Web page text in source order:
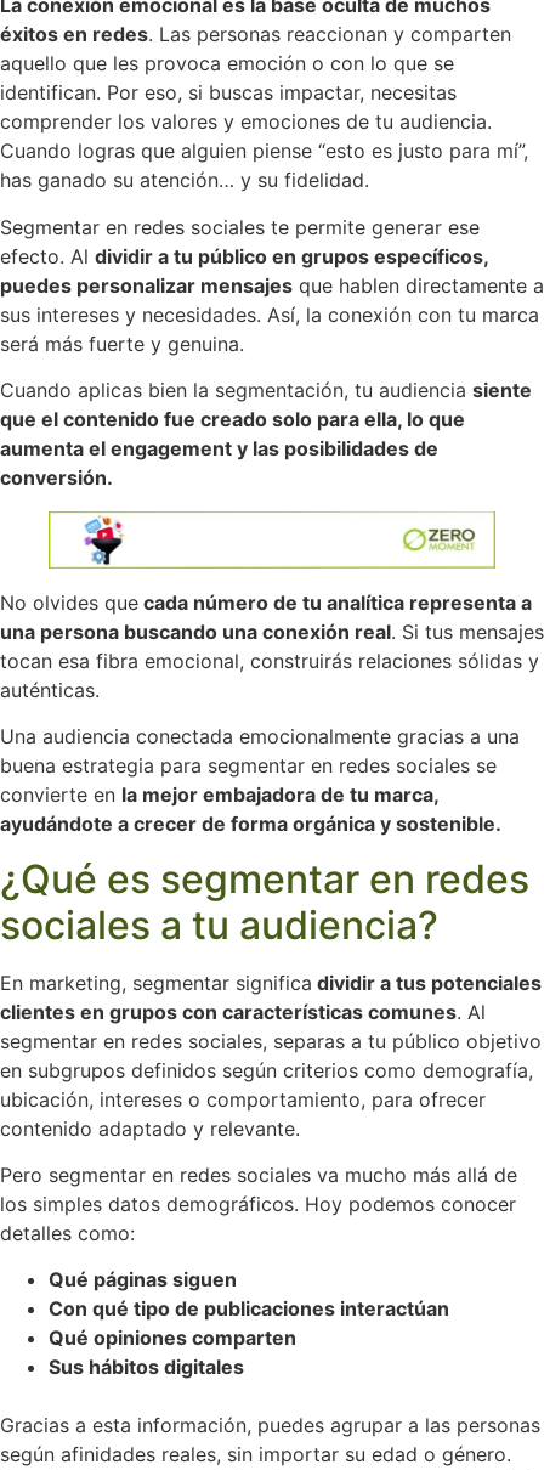
La conexión emocional es la base oculta de muchos
éxitos en redes. Las personas reaccionan y comparten
aquello que les provoca emoción o con lo que se
identifican. Por eso, si buscas impactar, necesitas
comprender los valores y emociones de tu audiencia.
Cuando logras que alguien piense “esto es justo para mí”,
has ganado su atención… y su fidelidad.
Segmentar en redes sociales te permite generar ese
efecto. Al dividir a tu público en grupos específicos,
puedes personalizar mensajes que hablen directamente a
sus intereses y necesidades. Así, la conexión con tu marca
será más fuerte y genuina.
Cuando aplicas bien la segmentación, tu audiencia siente
que el contenido fue creado solo para ella, lo que
aumenta el engagement y las posibilidades de
conversión.
No olvides que cada número de tu analítica representa a
una persona buscando una conexión real. Si tus mensajes
tocan esa fibra emocional, construirás relaciones sólidas y
auténticas.
Una audiencia conectada emocionalmente gracias a una
buena estrategia para segmentar en redes sociales se
convierte en la mejor embajadora de tu marca,
ayudándote a crecer de forma orgánica y sostenible.
¿Qué es segmentar en redes
sociales a tu audiencia?
En marketing, segmentar significa dividir a tus potenciales
clientes en grupos con características comunes. Al
segmentar en redes sociales, separas a tu público objetivo
en subgrupos definidos según criterios como demografía,
ubicación, intereses o comportamiento, para ofrecer
contenido adaptado y relevante.
Pero segmentar en redes sociales va mucho más allá de
los simples datos demográficos. Hoy podemos conocer
detalles como:
Qué páginas siguen
Con qué tipo de publicaciones interactúan
Qué opiniones comparten
Sus hábitos digitales
Gracias a esta información, puedes agrupar a las personas
según afinidades reales, sin importar su edad o género.